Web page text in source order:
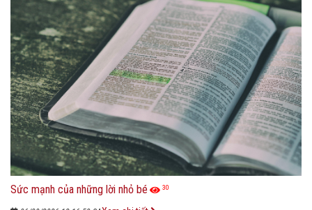
Sức mạnh của những lời nhỏ bé 30